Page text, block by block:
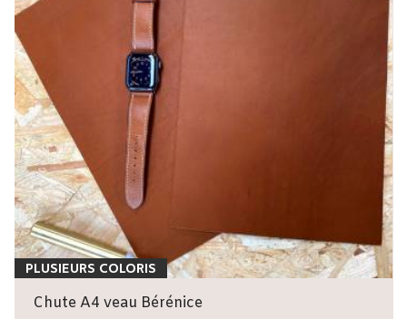
PLUSIEURS COLORIS
Chute A4 veau Bérénice